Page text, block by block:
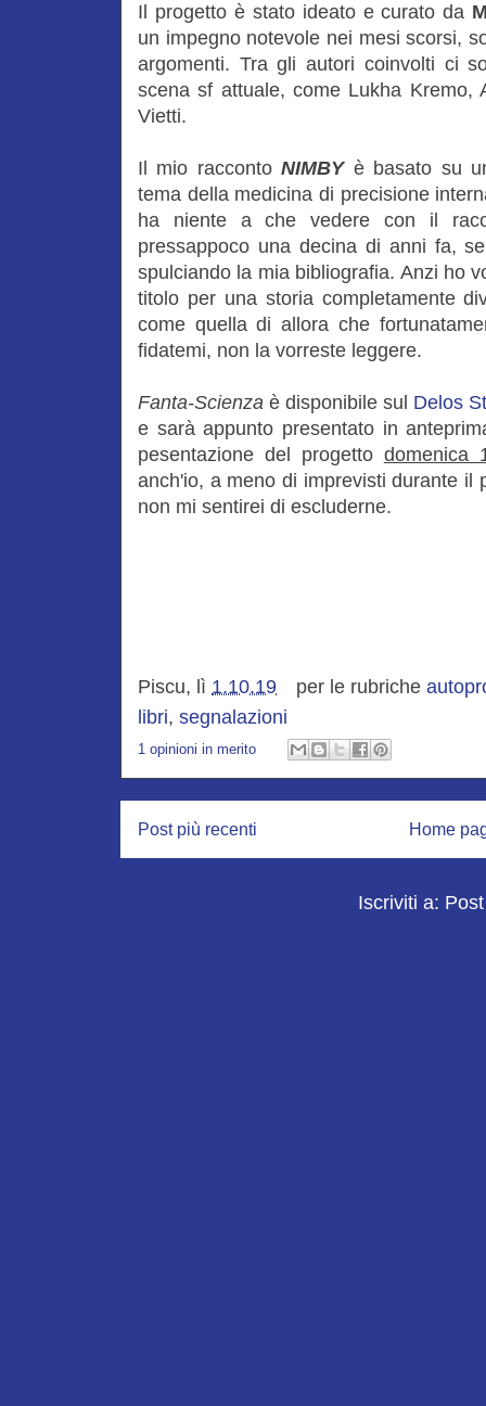
Il progetto è stato ideato e curato da
un impegno notevole nei mesi scorsi,
argomenti. Tra gli autori coinvolti ci
scena sf attuale, come Lukha Kremo,
Vietti.
Il mio raccontoNIMBY è basato su
tema della medicina di precisione
ha niente a che vedere con il
pressappoco una decina di anni fa,
spulciando la mia bibliografia. Anzi ho
titolo per una storia completamente
come quella di allora che
fidatemi, non la vorreste leggere.
Fanta-Scienza è disponibile sul Delos
e sarà appunto presentato in
pesentazione del progetto domenica
anch'io, a meno di imprevisti durante il
non mi sentirei di escluderne.
Piscu, lì 1.10.19 per le rubriche
libri, segnalazioni
1 opinioni in merito
Post più recenti Home
Iscriviti a: